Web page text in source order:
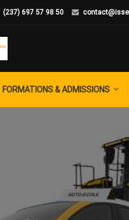
(237) 697 57 98 50
FORMATIONS & ADMISSIONS